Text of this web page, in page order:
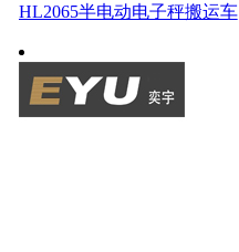
HL2065半电动电子秤搬运车